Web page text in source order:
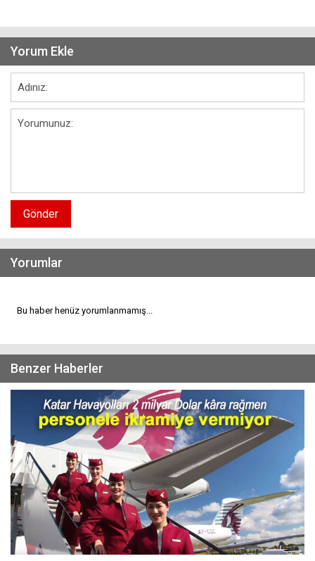
Yorum Ekle
Gönder
Yorumlar
Bu haber henüz yorumlanmamış...
Benzer Haberler